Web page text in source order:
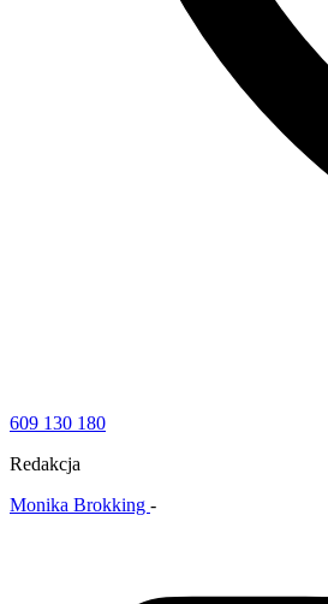
609 130 180
Redakcja
Monika Brokking -